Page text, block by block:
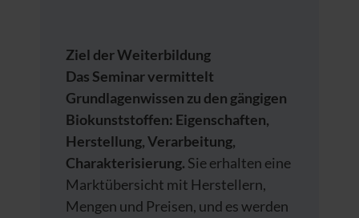
Ziel der Weiterbildung
Das Seminar vermittelt
Grundlagenwissen zu den gängigen
Biokunststoffen: Eigenschaften,
Herstellung, Verarbeitung,
Charakterisierung. Sie erhalten eine
Marktübersicht mit Herstellern,
Mengen und Preisen, und es werden